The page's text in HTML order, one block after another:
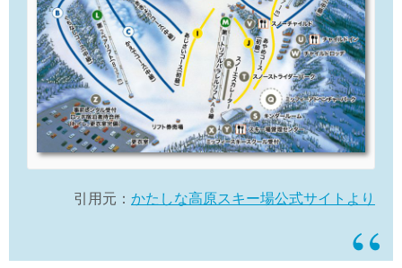
引用元： かたしな高原スキー場公式サイトより